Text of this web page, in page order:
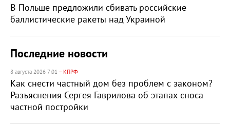
В Польше предложили сбивать российские
баллистические ракеты над Украиной
Последние новости
8 августа 2026 7:01 – КПРФ
Как снести частный дом без проблем с законом?
Разъяснения Сергея Гаврилова об этапах сноса
частной постройки